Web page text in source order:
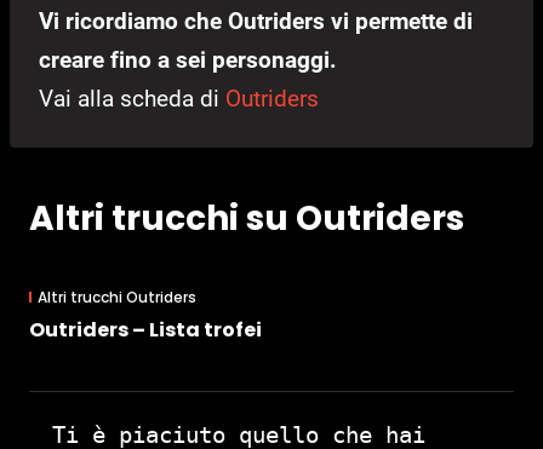
Vi ricordiamo che Outriders vi permette di
creare fino a sei personaggi.
Vai alla scheda di Outriders
Altri trucchi su Outriders
Altri trucchi Outriders
Outriders – Lista trofei
Ti è piaciuto quello che hai